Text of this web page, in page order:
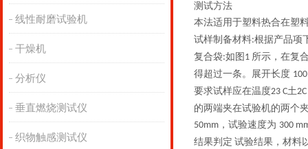
线性耐磨试验机
干燥机
分析仪
垂直燃烧测试仪
织物触感测试仪
测试方法
本法适用于塑料热合在塑
试样制备材料:根据产品项
复合袋:如图 1 所示，在复
得超过一条。展开长度
要求试样应在温度23 C土2C
的两端夹在试验机的两个
50mm ，试验速度为 300
结果判定 试验结果，材料